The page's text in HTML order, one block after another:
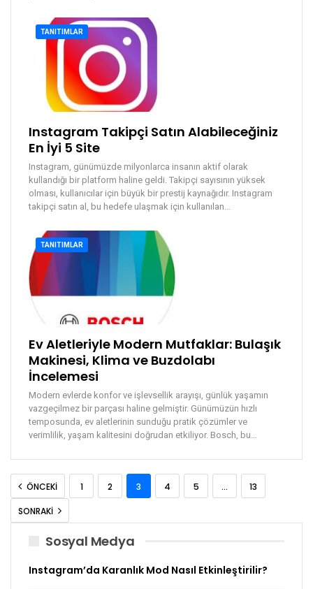
TANITIMLAR
Instagram Takipçi Satın Alabileceğiniz
En İyi 5 Site
Instagram, günümüzde milyonlarca insanın aktif olarak
kullandığı bir platform haline geldi. Takipçi sayısının yüksek
olması, kullanıcılar için büyük bir prestij kaynağıdır. Instagram
takipçi satın al, bu hedefe ulaşmak için kullanılan
TANITIMLAR
Ev Aletleriyle Modern Mutfaklar: Bulaşık
Makinesi, Klima ve Buzdolabı
İncelemesi
Modern evlerde konfor ve işlevsellik arayışı, günlük yaşamın
vazgeçilmez bir parçası haline gelmiştir. Günümüzün hızlı
temposunda, ev aletlerinin sunduğu pratik çözümler ve
verimlilik, yaşam kalitesini doğrudan etkiliyor. Bosch, bu
ÖNCEKI 1 2 3 4 5 … 13
SONRAKI
Sosyal Medya
Instagram’da Karanlık Mod Nasıl Etkinleştirilir?